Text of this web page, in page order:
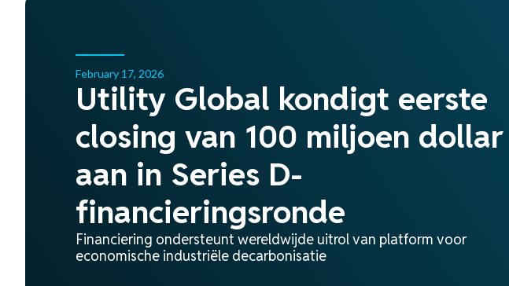
February 17, 2026
Utility Global kondigt eerste
closing van 100 miljoen dollar
aan in Series D-
financieringsronde
Financiering ondersteunt wereldwijde uitrol van platform voor
economische industriële decarbonisatie